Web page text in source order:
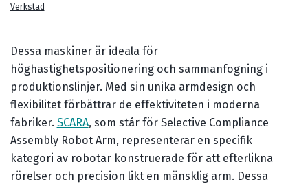
Verkstad
Dessa maskiner är ideala för
höghastighetspositionering och sammanfogning i
produktionslinjer. Med sin unika armdesign och
flexibilitet förbättrar de effektiviteten i moderna
fabriker. SCARA, som står för Selective Compliance
Assembly Robot Arm, representerar en specifik
kategori av robotar konstruerade för att efterlikna
rörelser och precision likt en mänsklig arm. Dessa